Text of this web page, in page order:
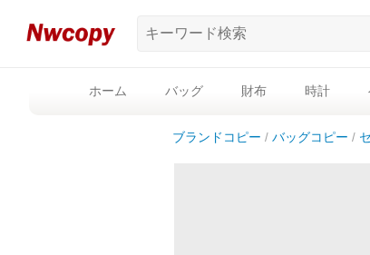
ホーム バッグ 財布 時計
ブランドコピー バッグコピー